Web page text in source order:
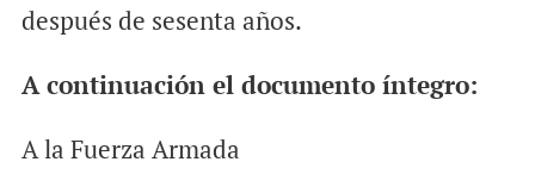
después de sesenta años.
A continuación el documento íntegro:
A la Fuerza Armada